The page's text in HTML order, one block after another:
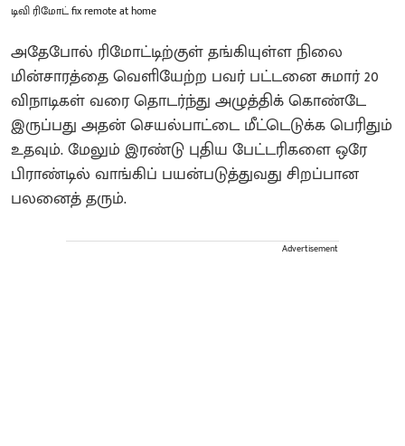
டிவி ரிமோட் fix remote at home
அதேபோல் ரிமோட்டிற்குள் தங்கியுள்ள நிலை
மின்சாரத்தை வெளியேற்ற பவர் பட்டனை சுமார் 20
விநாடிகள் வரை தொடர்ந்து அழுத்திக் கொண்டே
இருப்பது அதன் செயல்பாட்டை மீட்டெடுக்க பெரிதும்
உதவும். மேலும் இரண்டு புதிய பேட்டரிகளை ஒரே
பிராண்டில் வாங்கிப் பயன்படுத்துவது சிறப்பான
பலனைத் தரும்.
Advertisement